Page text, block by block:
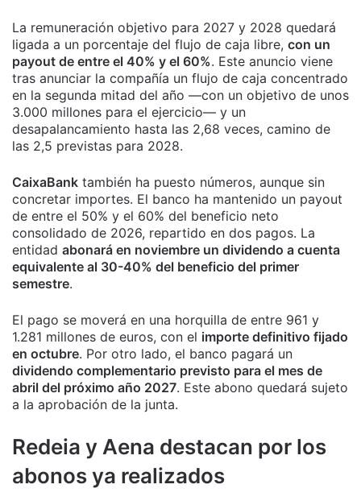
La remuneración objetivo para 2027 y 2028 quedará
ligada a un porcentaje del flujo de caja libre, con un
payout de entre el 40% y el 60%. Este anuncio viene
tras anunciar la compañía un flujo de caja concentrado
en la segunda mitad del año —con un objetivo de unos
3.000 millones para el ejercicio— y un
desapalancamiento hasta las 2,68 veces, camino de
las 2,5 previstas para 2028.
CaixaBank también ha puesto números, aunque sin
concretar importes. El banco ha mantenido un payout
de entre el 50% y el 60% del beneficio neto
consolidado de 2026, repartido en dos pagos. La
entidad abonará en noviembre un dividendo a cuenta
equivalente al 30-40% del beneficio del primer
semestre.
El pago se moverá en una horquilla de entre 961 y
1.281 millones de euros, con el importe definitivo fijado
en octubre. Por otro lado, el banco pagará un
dividendo complementario previsto para el mes de
abril del próximo año 2027. Este abono quedará sujeto
a la aprobación de la junta.
Redeia y Aena destacan por los
abonos ya realizados